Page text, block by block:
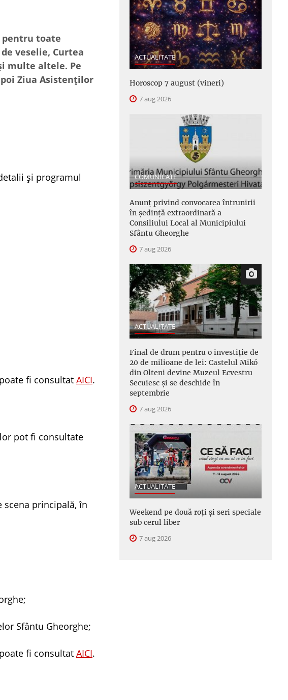
pentru toate
veselie, Curtea
multe altele. Pe
Ziua Asistenților
și programul
fi consultat AICI.
pot fi consultate
scena principală, în
Sfântu Gheorghe;
fi consultat AICI.
ACTUALITATE
Horoscop 7 august (vineri)
7 aug 2026
COMUNICATE
Anunţ privind convocarea întrunirii
în şedinţă extraordinară a
Consiliului Local al Municipiului
Sfântu Gheorghe
7 aug 2026
ACTUALITATE
Final de drum pentru o investiție de
20 de milioane de lei: Castelul Mikó
din Olteni devine Muzeul Ecvestru
Secuiesc și se deschide în
septembrie
7 aug 2026
ACTUALITATE
Weekend pe două roți și seri speciale
sub cerul liber
7 aug 2026